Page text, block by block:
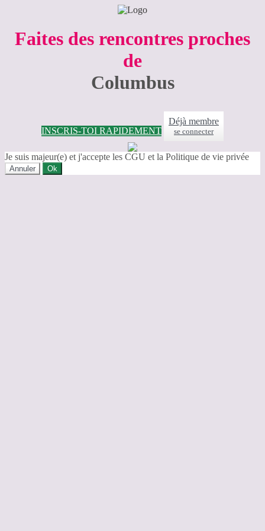
Faites des rencontres proches
de
Columbus
INSCRIS-TOI RAPIDEMENT
Déjà membre
se connecter
Je suis majeur(e) et j'accepte les CGU et la Politique de vie privée
Annuler Ok